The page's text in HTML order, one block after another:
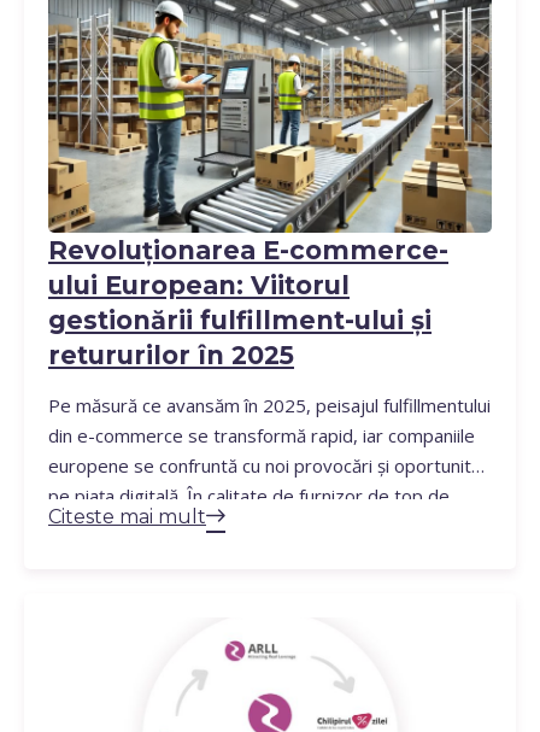
Revoluționarea E-commerce-
ului European: Viitorul
gestionării fulfillment-ului și
retururilor în 2025
Pe măsură ce avansăm în 2025, peisajul fulfillmentului
din e-commerce se transformă rapid, iar companiile
europene se confruntă cu noi provocări și oportunități
pe piața digitală. În calitate de furnizor de top de
servicii de fulfillment, ARLL Fulfill se află în prima linie
Citeste mai mult